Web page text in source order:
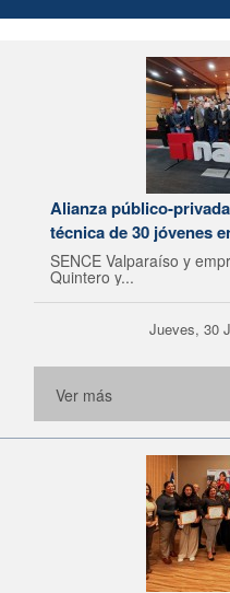
Alianza público-
técnica de 30 jóvenes
SENCE Valparaíso y
Quintero y...
Jueves, 30
Ver más